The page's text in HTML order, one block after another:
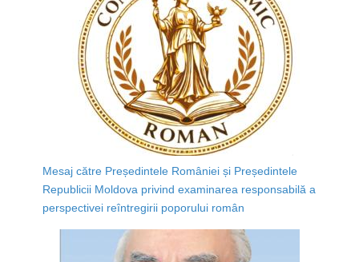
Mesaj către Președintele României și Președintele
Republicii Moldova privind examinarea responsabilă a
perspectivei reîntregirii poporului român